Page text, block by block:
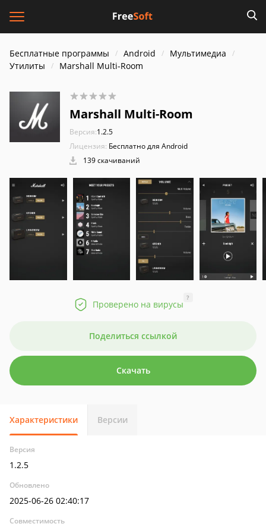
Бесплатные программы Android
Мультимедиа
Утилиты
Marshall Multi-Room
Marshall Multi-Room
Версия:1.2.5
Лицензия: Бесплатно для Android
139 скачиваний
Проверено на вирусы
?
Поделиться ссылкой
Скачать
Характеристики Версии
Версия
1.2.5
Обновлено
2025-06-26 02:40:17
Совместимость